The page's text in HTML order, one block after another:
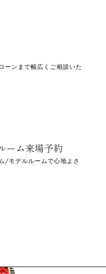
ーンまで幅広くご相談いた
ーム来場予約
/モデルルームで心地よさ